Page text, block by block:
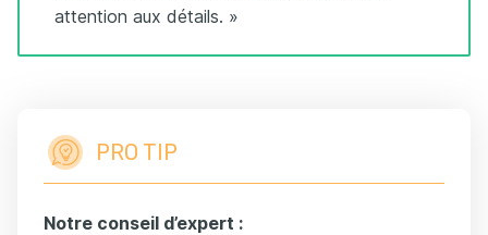
attention aux détails. »
PRO TIP
Notre conseil d’expert :